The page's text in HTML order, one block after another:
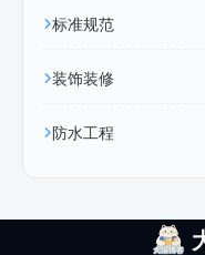
标准规范
装饰装修
防水工程